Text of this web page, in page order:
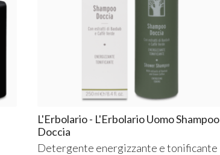
L'Erbolario - L'Erbolario Uomo Shampoo
Doccia
Detergente energizzante e tonificante